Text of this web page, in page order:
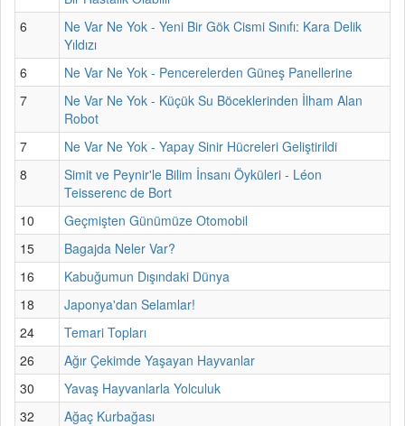
6
Ne Var Ne Yok - Yeni Bir Gök Cismi Sınıfı: Kara Delik
Yıldızı
6
Ne Var Ne Yok - Pencerelerden Güneş Panellerine
7
Ne Var Ne Yok - Küçük Su Böceklerinden İlham Alan
Robot
7
Ne Var Ne Yok - Yapay Sinir Hücreleri Geliştirildi
8
Simit ve Peynir'le Bilim İnsanı Öyküleri - Léon
Teisserenc de Bort
10
Geçmişten Günümüze Otomobil
15
Bagajda Neler Var?
16
Kabuğumun Dışındaki Dünya
18
Japonya'dan Selamlar!
24
Temari Topları
26
Ağır Çekimde Yaşayan Hayvanlar
30
Yavaş Hayvanlarla Yolculuk
32
Ağaç Kurbağası